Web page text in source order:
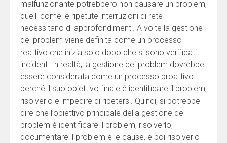
malfunzionante potrebbero non causare un problem,
quelli come le ripetute interruzioni di rete
necessitano di approfondimenti. A volte la gestione
dei problem viene definita come un processo
reattivo che inizia solo dopo che si sono verificati
incident. In realtà, la gestione dei problem dovrebbe
essere considerata come un processo proattivo
perché il suo obiettivo finale è identificare il problem,
risolverlo e impedire di ripetersi. Quindi, si potrebbe
dire che l’obiettivo principale della gestione dei
problem è identificare il problem, risolverlo,
documentare il problem e le cause, e poi risolverlo